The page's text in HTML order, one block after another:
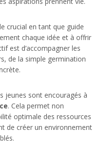
crucial en tant que guide
chaque idée et à offrir
est d’accompagner les
de la simple germination
jeunes sont encouragés à
. Cela permet non
optimale des ressources
de créer un environnement